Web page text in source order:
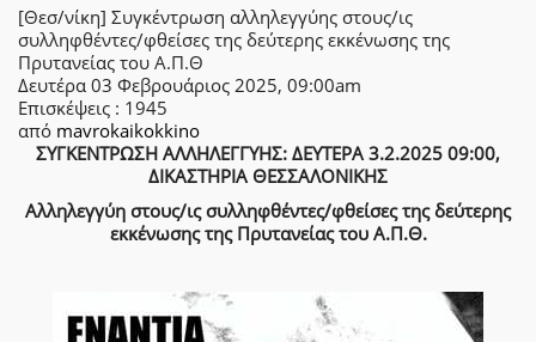
[Θεσ/νίκη] Συγκέντρωση αλληλεγγύης στους/ις
συλληφθέντες/φθείσες της δεύτερης εκκένωσης της
Πρυτανείας του Α.Π.Θ
Δευτέρα 03 Φεβρουάριος 2025, 09:00am
Επισκέψεις : 1945
από mavrokaikokkino
ΣΥΓΚΕΝΤΡΩΣΗ ΑΛΛΗΛΕΓΓΥΗΣ: ΔΕΥΤΕΡΑ 3.2.2025 09:00,
ΔΙΚΑΣΤΗΡΙΑ ΘΕΣΣΑΛΟΝΙΚΗΣ
Αλληλεγγύη στους/ις συλληφθέντες/φθείσες της δεύτερης
εκκένωσης της Πρυτανείας του Α.Π.Θ.